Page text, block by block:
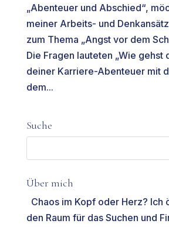
„Abenteuer und Abschied“,
meiner Arbeits- und
zum Thema „Angst vor dem
Die Fragen lauteten „Wie gehst
deiner Karriere-Abenteuer mit
dem...
Suche
Über mich
Chaos im Kopf oder Herz? Ich
den Raum für das Suchen und